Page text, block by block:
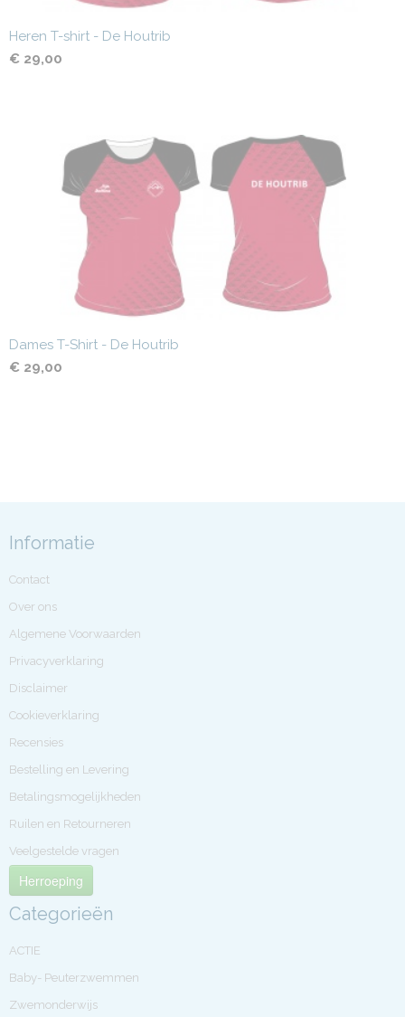
Heren T-shirt - De Houtrib
€ 29,00
Dames T-Shirt - De Houtrib
€ 29,00
Informatie
Contact
Over ons
Algemene Voorwaarden
Privacyverklaring
Disclaimer
Cookieverklaring
Recensies
Bestelling en Levering
Betalingsmogelijkheden
Ruilen en Retourneren
Veelgestelde vragen
Herroeping
Categorieën
ACTIE
Baby- Peuterzwemmen
Zwemonderwijs